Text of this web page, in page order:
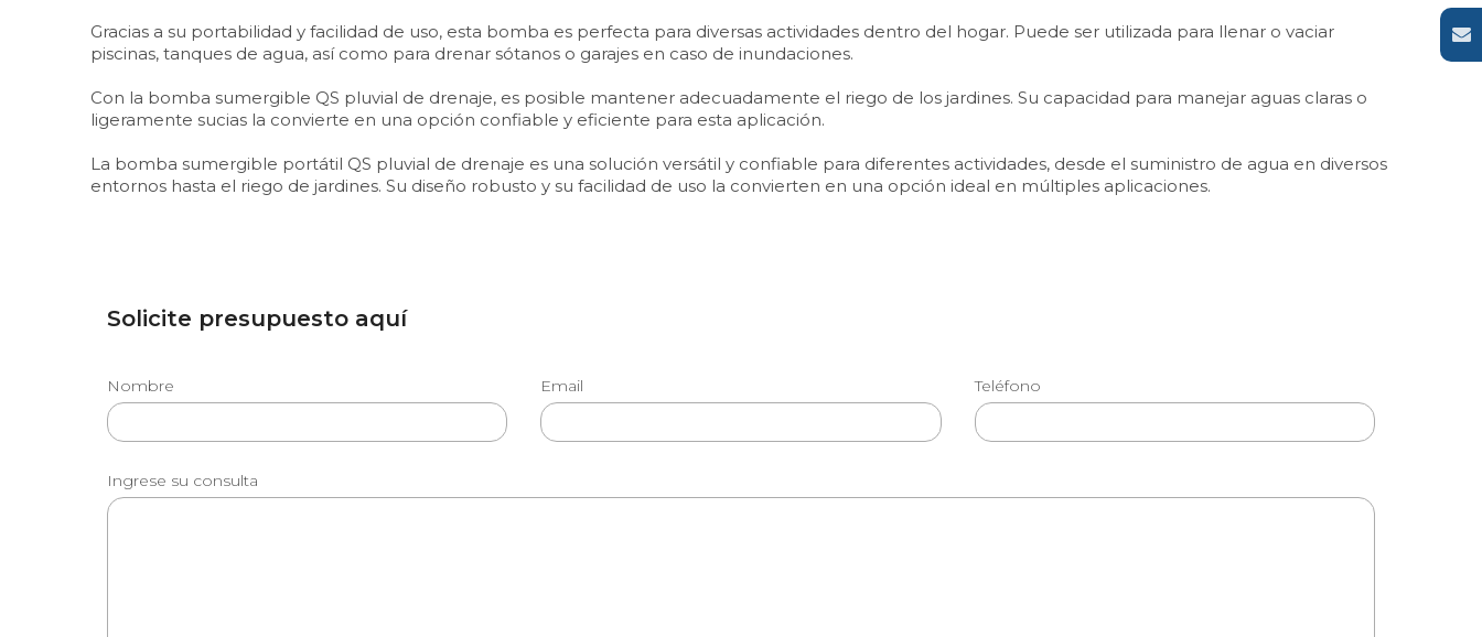
Gracias a su portabilidad y facilidad de uso, esta bomba es perfecta para diversas actividades dentro del hogar. Puede ser utilizada para llenar o vaciar
piscinas, tanques de agua, así como para drenar sótanos o garajes en caso de inundaciones.
Con la bomba sumergible QS pluvial de drenaje, es posible mantener adecuadamente el riego de los jardines. Su capacidad para manejar aguas claras o
ligeramente sucias la convierte en una opción confiable y eficiente para esta aplicación.
La bomba sumergible portátil QS pluvial de drenaje es una solución versátil y confiable para diferentes actividades, desde el suministro de agua en diversos
entornos hasta el riego de jardines. Su diseño robusto y su facilidad de uso la convierten en una opción ideal en múltiples aplicaciones.
Solicite presupuesto aquí
Nombre Email Teléfono
Ingrese su consulta